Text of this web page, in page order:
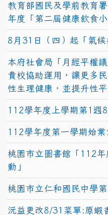
教育部國民及學前教育
年度「第二屆健康飲食
8月31日（四）起「氣
本府社會局「月經平權
貴校協助運用，讓更多
性生理健康，並提升性
112學年度上學期第1週
112學年度第一學期始業
桃園市立圖書館「112
動」
桃園市立仁和國民中學
沅益更改8/31菜單:原蝦